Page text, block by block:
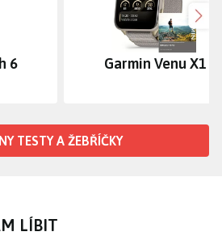
6 Garmin Venu X1
TESTY A ŽEBŘÍČKY
LÍBIT